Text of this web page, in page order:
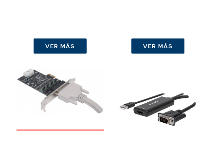
VER MÁS VER MÁS